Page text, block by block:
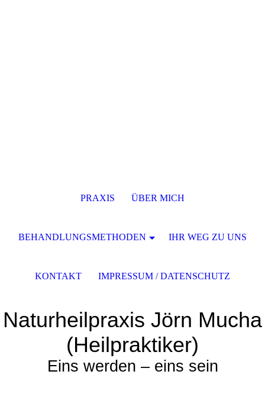
Naturheilpraxis Jörn Mucha
(Heilpraktiker)
Eins werden – eins sein
PRAXIS ÜBER MICH
BEHANDLUNGSMETHODEN IHR WEG ZU UNS
KONTAKT IMPRESSUM / DATENSCHUTZ